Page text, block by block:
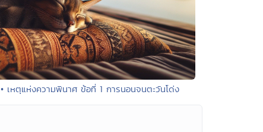
• เหตุแห่งความพินาศ ข้อที่ 1 การนอนจนตะวันโด่ง